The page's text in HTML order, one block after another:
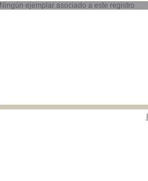
Ningún ejemplar asociado a este registro